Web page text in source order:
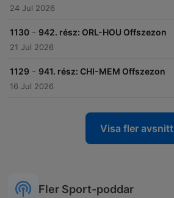
24 Jul 2026
1130 - 942. rész: ORL-HOU Offszezon
21 Jul 2026
1129 - 941. rész: CHI-MEM Offszezon
16 Jul 2026
Visa fler avsnitt
Fler Sport-poddar